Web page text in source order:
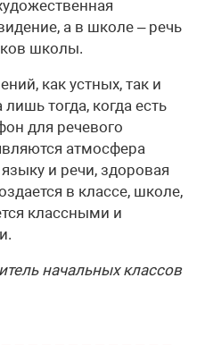
а в школе – речь
школы.
как устных, так и
тогда, когда есть
для речевого
атмосфера
и речи, здоровая
в классе, школе,
классными и
начальных классов